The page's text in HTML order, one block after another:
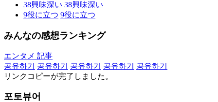
38興味深い 38興味深い
9役に立つ 9役に立つ
みんなの感想ランキング
エンタメ 記事
공유하기
공유하기 공유하기 공유하기
공유하기
リンクコピーが完了しました。
포토뷰어